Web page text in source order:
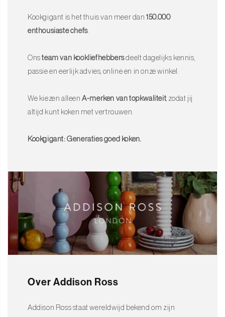
Kookgigant is het thuis van meer dan150.000
enthousiaste chefs.
Onsteam van kookliefhebbersdeelt dagelijks kennis,
passie en eerlijk advies, online en in onze winkel.
We kiezen alleenA-merken van topkwaliteit , zodat jij
altijd kunt koken met vertrouwen.
Kookgigant: Generaties goed koken.
Over Addison Ross
Addison Ross staat wereldwijd bekend om zijn